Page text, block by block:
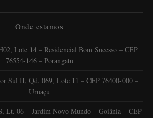
Onde estamos
Lote 14 – Residencial Bom Sucesso – CEP
76554-146 – Porangatu
Sul II, Qd. 069, Lote 11 – CEP 76400-000 –
Uruaçu
Lt. 06 – Jardim Novo Mundo – Goiânia – CEP